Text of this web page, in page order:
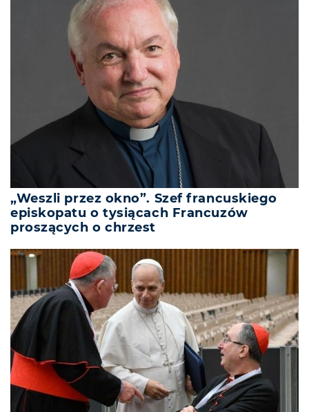
„Weszli przez okno”. Szef francuskiego
episkopatu o tysiącach Francuzów
proszących o chrzest